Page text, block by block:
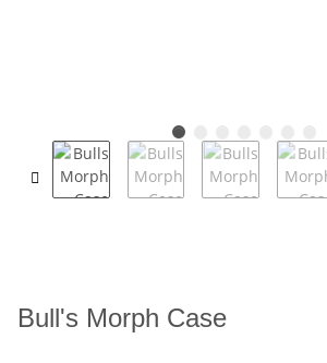
Bull's Morph Case